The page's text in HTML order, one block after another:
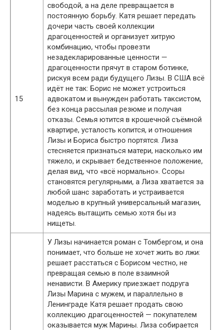
15
свободой, а на деле превращается в
постоянную борьбу. Катя решает передать
дочери часть своей коллекции
драгоценностей и организует хитрую
комбинацию, чтобы провезти
незадекларированные ценности —
драгоценности прячут в старом ботинке,
рискуя всем ради будущего Лизы. В США всё
идёт не так: Борис не может устроиться
адвокатом и вынужден работать таксистом,
без конца рассылая резюме и получая
отказы. Семья ютится в крошечной съёмной
квартире, усталость копится, и отношения
Лизы и Бориса быстро портятся. Лиза
стесняется признаться матери, насколько им
тяжело, и скрывает бедственное положение,
делая вид, что «всё нормально». Ссоры
становятся регулярными, а Лиза хватается за
любой шанс заработать и устраивается
моделью в крупный универсальный магазин,
надеясь вытащить семью хотя бы из
нищеты.
У Лизы начинается роман с Томбергом, и она
понимает, что больше не хочет жить во лжи:
решает расстаться с Борисом честно, не
превращая семью в поле взаимной
ненависти. В Америку приезжает подруга
Лизы Марина с мужем, и параллельно в
Ленинграде Катя решает продать свою
коллекцию драгоценностей — покупателем
оказывается муж Марины. Лиза собирается